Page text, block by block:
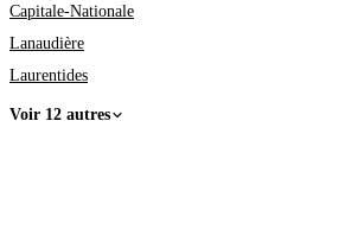
Capitale-Nationale
Lanaudière
Laurentides
Voir 12 autres